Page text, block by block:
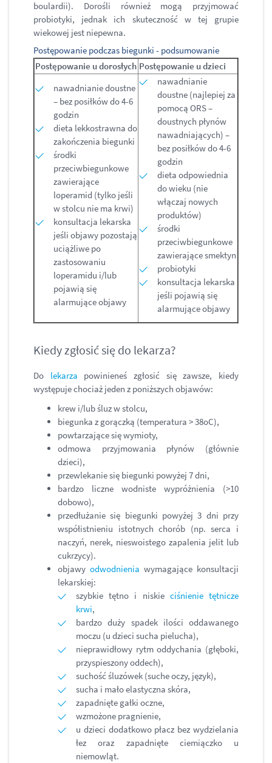
boulardii). Dorośli również mogą przyjmować
probiotyki, jednak ich skuteczność w tej grupie
wiekowej jest niepewna.
Postępowanie podczas biegunki - podsumowanie
Postępowanie u dorosłych Postępowanie u dzieci
nawadnianie doustne
– bez posiłków do 4-6
godzin
dieta lekkostrawna do
zakończenia biegunki
środki
przeciwbiegunkowe
zawierające
loperamid (tylko jeśli
w stolcu nie ma krwi)
konsultacja lekarska
jeśli objawy pozostają
uciążliwe po
zastosowaniu
loperamidu i/lub
pojawią się
alarmujące objawy
nawadnianie
doustne (najlepiej za
pomocą ORS –
doustnych płynów
nawadniających) –
bez posiłków do 4-6
godzin
dieta odpowiednia
do wieku (nie
włączaj nowych
produktów)
środki
przeciwbiegunkowe
zawierające smektyn
probiotyki
konsultacja lekarska
jeśli pojawią się
alarmujące objawy
Kiedy zgłosić się do lekarza?
Do lekarza powinieneś zgłosić się zawsze, kiedy
występuje chociaż jeden z poniższych objawów:
krew i/lub śluz w stolcu,
biegunka z gorączką (temperatura > 38oC),
powtarzające się wymioty,
odmowa przyjmowania płynów (głównie
dzieci),
przewlekanie się biegunki powyżej 7 dni,
bardzo liczne wodniste wypróżnienia (>10
dobowo),
przedłużanie się biegunki powyżej 3 dni przy
współistnieniu istotnych chorób (np. serca i
naczyń, nerek, nieswoistego zapalenia jelit lub
cukrzycy).
objawy odwodnienia wymagające konsultacji
lekarskiej:
szybkie tętno i niskie ciśnienie tętnicze
krwi,
bardzo duży spadek ilości oddawanego
moczu (u dzieci sucha pielucha),
nieprawidłowy rytm oddychania (głęboki,
przyspieszony oddech),
suchość śluzówek (suche oczy, język),
sucha i mało elastyczna skóra,
zapadnięte gałki oczne,
wzmożone pragnienie,
u dzieci dodatkowo płacz bez wydzielania
łez oraz zapadnięte ciemiączko u
niemowląt.